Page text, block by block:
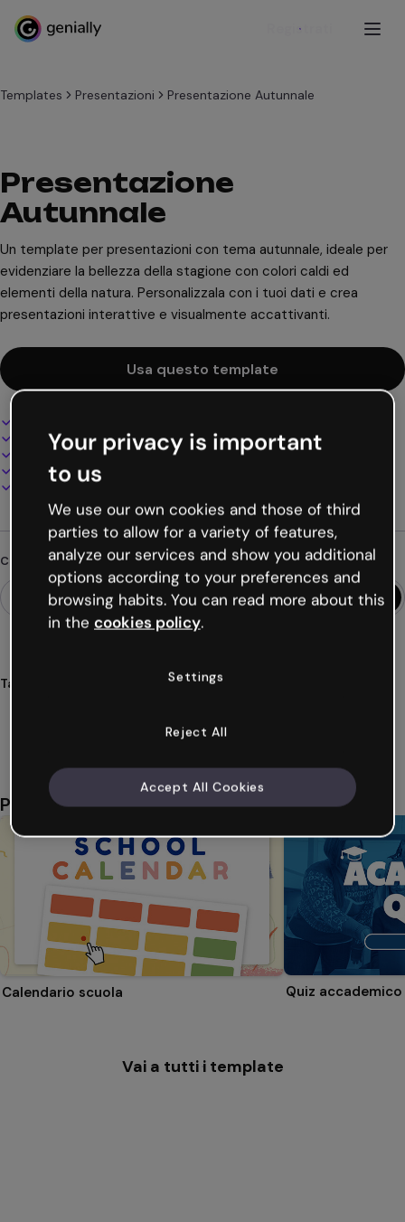
Registrati
Templates Presentazioni Presentazione Autunnale
Presentazione
Autunnale
Un template per presentazioni con tema autunnale, ideale per
evidenziare la bellezza della stagione con colori caldi ed
elementi della natura. Personalizzala con i tuoi dati e crea
presentazioni interattive e visualmente accattivanti.
Usa questo template
100% personalizzabile
Aggiungi audio, video e multimedia
Presenta, condividi o pubblica online
Scarica in PDF, MP4 e altri formati
Cerchi qualcosa di diverso?
Tags
Potrebbe piacerti anche
Calendario scuola Quiz accademico
Vai a tutti i template
Your privacy is important
to us
We use our own cookies and those of third
parties to allow for a variety of features,
analyze our services and show you additional
options according to your preferences and
browsing habits. You can read more about this
in the cookies policy.
Settings
Reject All
Accept All Cookies